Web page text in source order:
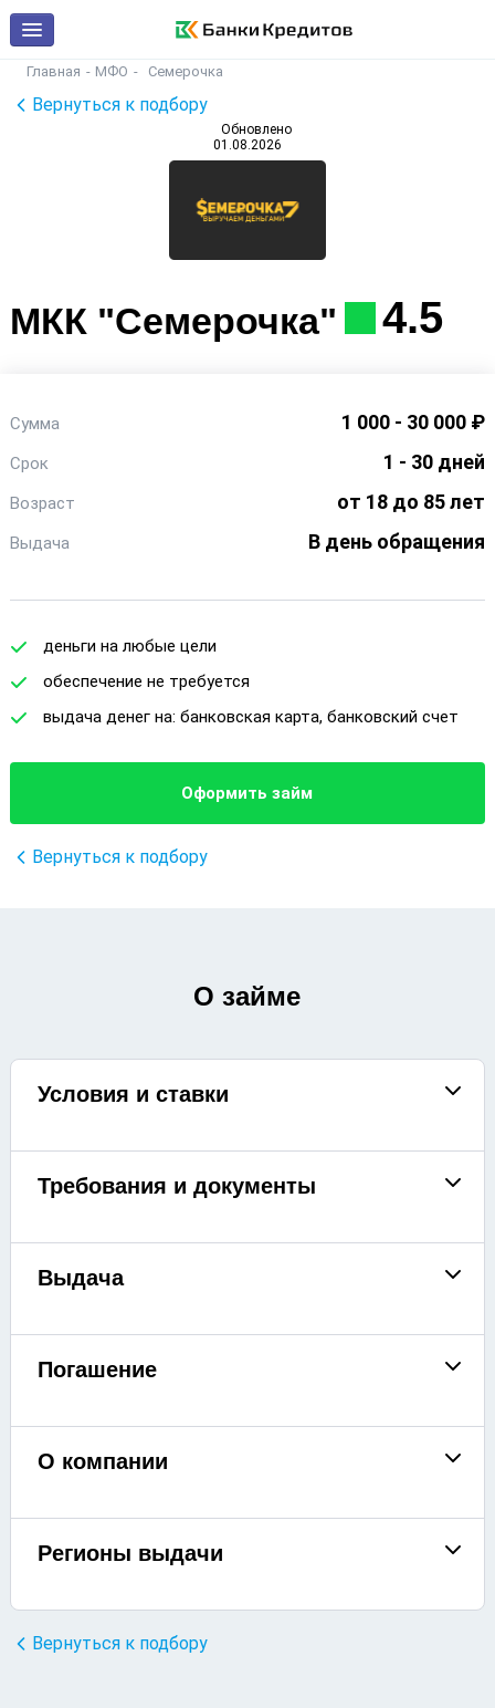
Главная МФО Семерочка
МКК "Семерочка" 4.5
Обновлено
01.08.2026
Вернуться к подбору
1 000 - 30 000 ₽
Сумма
1 - 30 дней
Срок
от 18 до 85 лет
Возраст
В день обращения
Выдача
деньги на любые цели
обеспечение не требуется
выдача денег на: банковская карта, банковский счет
Оформить займ
Вернуться к подбору
О займе
Условия и ставки
Требования и документы
Выдача
Погашение
О компании
Регионы выдачи
Вернуться к подбору